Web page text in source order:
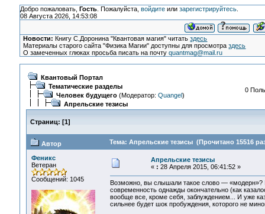
Добро пожаловать, Гость. Пожалуйста, войдитеили зарегистрируйтесь.
08 Августа 2026, 14:53:08
Новости: Книгу С.Доронина "Квантовая магия" читатьздесь
Материалы старого сайта "Физика Магии" доступны для просмотраздесь
О замеченных глюках просьба писать на почтуquantmag@mail.ru
Квантовый Портал
Тематические разделы
Человек будущего(Модератор: Quangel)
Апрельские тезисы
0
Страниц: [1]
Автор Тема: Апрельские тезисы (Прочитано 15516
Феникс
Ветеран
Сообщений: 1045
Апрельские тезисы
« : 28 Апреля 2015, 06:41:52 »
Возможно, вы слышали такое слово — «модерн»?
современность однажды окончательно (как
вообще все, кроме себя, заблуждением... И уже
сильнее будет шок пробуждения, которого не